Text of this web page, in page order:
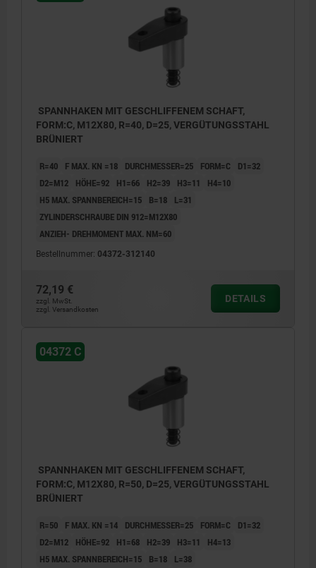
SPANNHAKEN MIT GESCHLIFFENEM SCHAFT,
FORM:C, M12X80, R=40, D=25, VERGÜTUNGSSTAHL
BRÜNIERT
R=40 F MAX. KN =18 DURCHMESSER=25 FORM=C
D1=32
D2=M12
HÖHE=92 H1=66 H2=39 H3=11
H4=10
H5 MAX. SPANNBEREICH=15
B=18
L=31
ZYLINDERSCHRAUBE DIN 912=M12X80
ANZIEH- DREHMOMENT MAX. NM=60
Bestellnummer: 04372-312140
72,19 €
zzgl. MwSt.
zzgl. Versandkosten
DETAILS
04372 C
SPANNHAKEN MIT GESCHLIFFENEM SCHAFT,
FORM:C, M12X80, R=50, D=25, VERGÜTUNGSSTAHL
BRÜNIERT
R=50 F MAX. KN =14 DURCHMESSER=25 FORM=C
D1=32
D2=M12
HÖHE=92 H1=68 H2=39 H3=11
H4=13
H5 MAX. SPANNBEREICH=15
B=18
L=38